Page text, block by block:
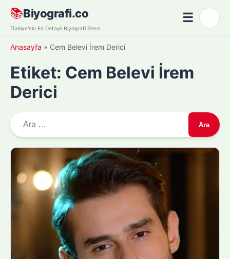
Skip
content
📚Biyografi.co
Türkiye'nin En Detaylı Biyografi Sitesi
☰Menü
Anasayfa » Cem Belevi İrem Derici
Etiket: Cem Belevi İrem
Derici
r